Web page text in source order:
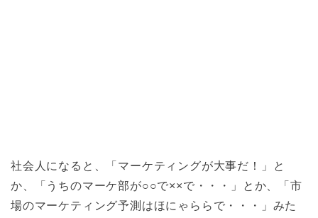
社会人になると、
「マーケティングが大事だ！」と
か、「うちのマーケ部が○○で××で・・・」とか、「市
場のマーケティング予測はほにゃららで・・・」みた